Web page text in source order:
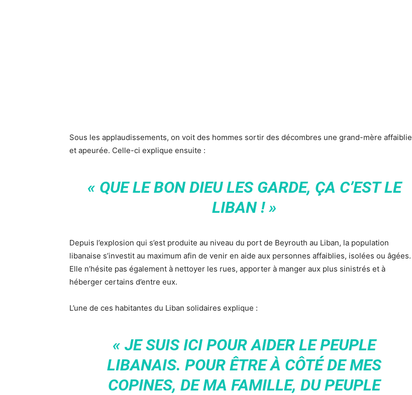
Sous les applaudissements, on voit des hommes sortir des décombres une grand-mère affaiblie
et apeurée. Celle-ci explique ensuite :
« QUE LE BON DIEU LES GARDE, ÇA C’EST LE
LIBAN ! »
Depuis l’explosion qui s’est produite au niveau du port de Beyrouth au Liban, la population
libanaise s’investit au maximum afin de venir en aide aux personnes affaiblies, isolées ou âgées.
Elle n’hésite pas également à nettoyer les rues, apporter à manger aux plus sinistrés et à
héberger certains d’entre eux.
L’une de ces habitantes du Liban solidaires explique :
« JE SUIS ICI POUR AIDER LE PEUPLE
LIBANAIS. POUR ÊTRE À CÔTÉ DE MES
COPINES, DE MA FAMILLE, DU PEUPLE